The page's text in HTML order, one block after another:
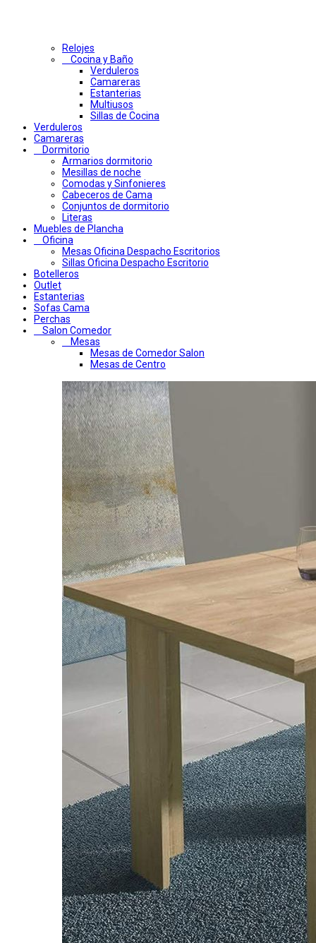
Relojes
Cocina y Baño
Verduleros
Camareras
Estanterias
Multiusos
Sillas de Cocina
Verduleros
Camareras
Dormitorio
Armarios dormitorio
Mesillas de noche
Comodas y Sinfonieres
Cabeceros de Cama
Conjuntos de dormitorio
Literas
Muebles de Plancha
Oficina
Mesas Oficina Despacho Escritorios
Sillas Oficina Despacho Escritorio
Botelleros
Outlet
Estanterias
Sofas Cama
Perchas
Salon Comedor
Mesas
Mesas de Comedor Salon
Mesas de Centro